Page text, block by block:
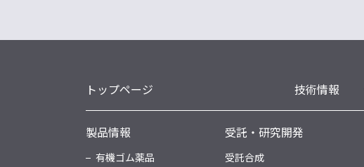
トップページ
製品情報
有機ゴム薬品
技術情報
受託・研究開発
受託合成